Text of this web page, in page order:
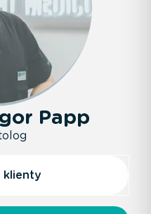
Papp
klienty